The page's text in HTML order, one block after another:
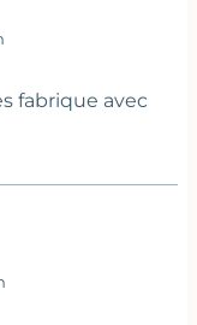
fabrique avec